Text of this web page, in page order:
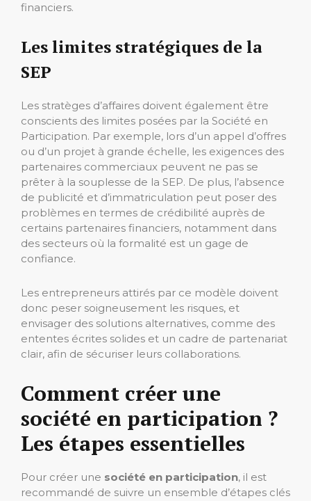
financiers.
Les limites stratégiques de la
SEP
Les stratèges d’affaires doivent également être
conscients des limites posées par la Société en
Participation. Par exemple, lors d’un appel d’offres
ou d’un projet à grande échelle, les exigences des
partenaires commerciaux peuvent ne pas se
prêter à la souplesse de la SEP. De plus, l’absence
de publicité et d’immatriculation peut poser des
problèmes en termes de crédibilité auprès de
certains partenaires financiers, notamment dans
des secteurs où la formalité est un gage de
confiance.
Les entrepreneurs attirés par ce modèle doivent
donc peser soigneusement les risques, et
envisager des solutions alternatives, comme des
ententes écrites solides et un cadre de partenariat
clair, afin de sécuriser leurs collaborations.
Comment créer une
société en participation ?
Les étapes essentielles
Pour créer une société en participation, il est
recommandé de suivre un ensemble d’étapes clés